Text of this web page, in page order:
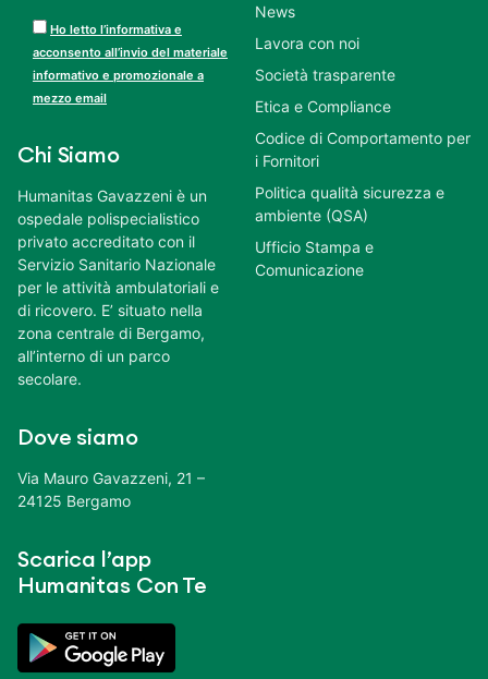
Ho letto l’informativa e
acconsento all’invio del materiale
informativo e promozionale a
mezzo email
Chi Siamo
Humanitas Gavazzeni è un
ospedale polispecialistico
privato accreditato con il
Servizio Sanitario Nazionale
per le attività ambulatoriali e
di ricovero. E’ situato nella
zona centrale di Bergamo,
all’interno di un parco
secolare.
Dove siamo
Via Mauro Gavazzeni, 21 –
24125 Bergamo
Scarica l’app
Humanitas Con Te
News
Lavora con noi
Società trasparente
Etica e Compliance
Codice di Comportamento per
i Fornitori
Politica qualità sicurezza e
ambiente (QSA)
Ufficio Stampa e
Comunicazione